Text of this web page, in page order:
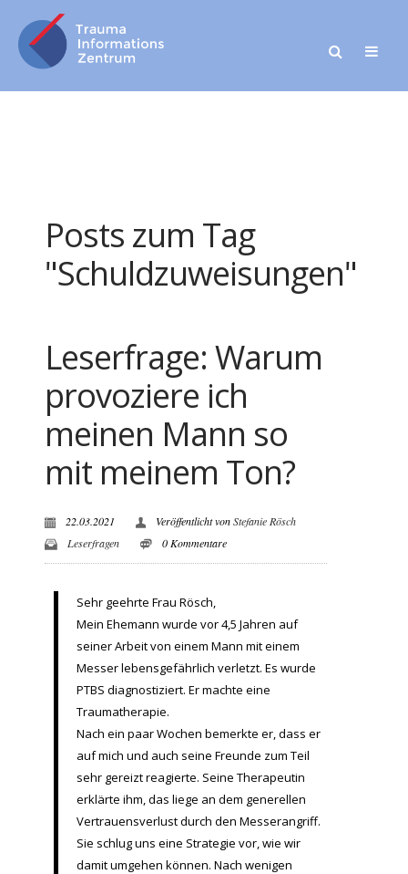
Posts zum Tag
"Schuldzuweisungen"
Leserfrage: Warum
provoziere ich
meinen Mann so
mit meinem Ton?
22.03.2021 Veröffentlicht vonStefanie Rösch
Leserfragen
0 Kommentare
Sehr geehrte Frau Rösch,
Mein Ehemann wurde vor 4,5 Jahren auf
seiner Arbeit von einem Mann mit einem
Messer lebensgefährlich verletzt. Es wurde
PTBS diagnostiziert. Er machte eine
Traumatherapie.
Nach ein paar Wochen bemerkte er, dass er
auf mich und auch seine Freunde zum Teil
sehr gereizt reagierte. Seine Therapeutin
erklärte ihm, das liege an dem generellen
Vertrauensverlust durch den Messerangriff.
Sie schlug uns eine Strategie vor, wie wir
damit umgehen können. Nach wenigen